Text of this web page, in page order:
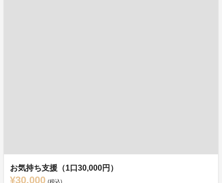
お気持ち支援（1口30,000円）
¥30,000 (税込)